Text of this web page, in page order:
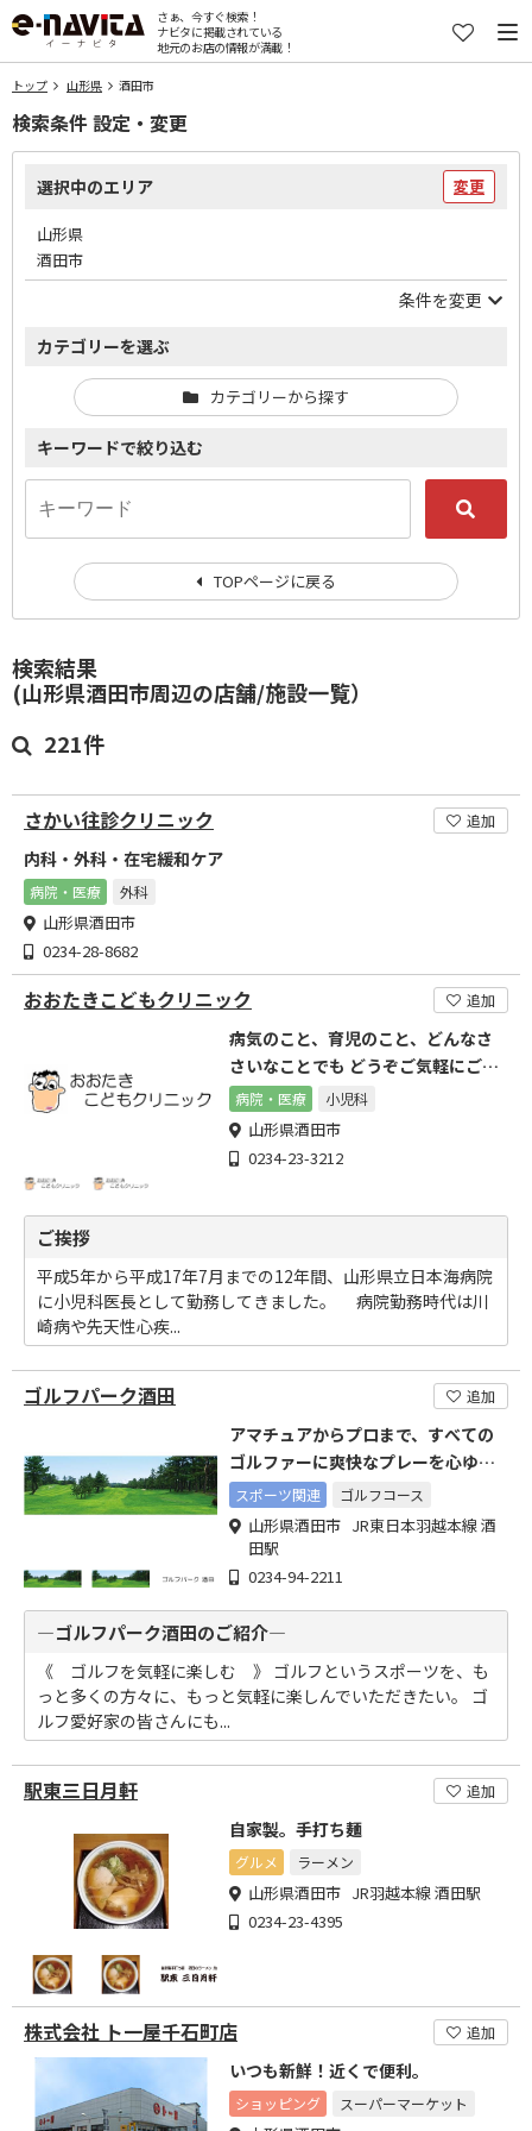
さぁ、今すぐ検索！
ナビタに掲載されている
地元のお店の情報が満載！
トップ 山形県 酒田市
検索結果
(山形県酒田市周辺の店舗/施設一覧）
221件
さかい往診クリニック 追加
内科・外科・在宅緩和ケア
病院・医療 外科
山形県酒田市
0234-28-8682
おおたきこどもクリニック 追加
病気のこと、育児のこと、どんなさ
さいなことでも どうぞご気軽にご相
談ください
病院・医療 小児科
山形県酒田市
0234-23-3212
ご挨拶
平成5年から平成17年7月までの12年間、山形県立日本海病院
に小児科医長として勤務してきました。 病院勤務時代は川
崎病や先天性心疾...
ゴルフパーク酒田 追加
アマチュアからプロまで、すべての
ゴルファーに爽快なプレーを心ゆく
まで堪能していただけるコース
スポーツ関連 ゴルフコース
山形県酒田市 JR東日本羽越本線 酒
田駅
0234-94-2211
―ゴルフパーク酒田のご紹介―
《 ゴルフを気軽に楽しむ 》 ゴルフというスポーツを、も
っと多くの方々に、もっと気軽に楽しんでいただきたい。 ゴ
ルフ愛好家の皆さんにも...
駅東三日月軒 追加
自家製。手打ち麺
グルメ ラーメン
山形県酒田市 JR羽越本線 酒田駅
0234-23-4395
株式会社 ト一屋千石町店 追加
いつも新鮮！近くで便利。
ショッピング スーパーマーケット
検索条件 設定・変更
選択中のエリア 変更
山形県
酒田市
条件を変更
カテゴリーを選ぶ
カテゴリーから探す
キーワードで絞り込む
TOPページに戻る